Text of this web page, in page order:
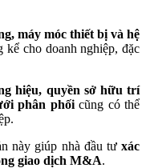
máy móc thiết bị và hệ
kể cho doanh nghiệp, đặc
hiệu, quyền sở hữu trí
phân phốicũng có thể
này giúp nhà đầu tư xác
giao dịch M&A.